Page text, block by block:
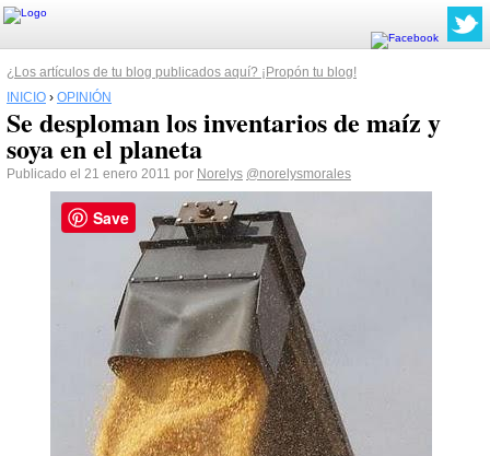
¿Los artículos de tu blog publicados aquí? ¡Propón tu blog!
INICIO › OPINIÓN
Se desploman los inventarios de maíz y
soya en el planeta
Publicado el 21 enero 2011 por Norelys @norelysmorales
Save